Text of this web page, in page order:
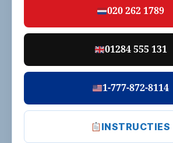
020 262 1789
01284 555 131
1-777-872-8114
INSTRUCTIES